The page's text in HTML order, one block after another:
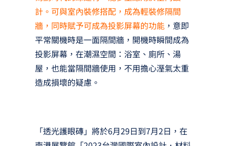
計。可與室內裝修搭配，成為輕裝修隔間
牆，同時賦予可成為投影屏幕的功能，意即
平常關機時是一面隔間牆，開機時瞬間成為
投影屏幕，在潮濕空間：浴室、廁所、湯
屋，也能當隔間牆使用，不用擔心溼氣太重
造成損壞的疑慮。
「透光護眼磚」將於6月29日到7月2日，在